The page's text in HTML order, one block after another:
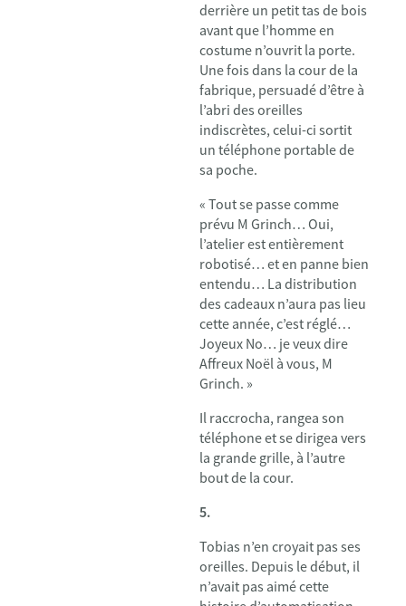
derrière un petit tas de bois
avant que l’homme en
costume n’ouvrit la porte.
Une fois dans la cour de la
fabrique, persuadé d’être à
l’abri des oreilles
indiscrètes, celui-ci sortit
un téléphone portable de
sa poche.
« Tout se passe comme
prévu M Grinch… Oui,
l’atelier est entièrement
robotisé… et en panne bien
entendu… La distribution
des cadeaux n’aura pas lieu
cette année, c’est réglé…
Joyeux No… je veux dire
Affreux Noël à vous, M
Grinch. »
Il raccrocha, rangea son
téléphone et se dirigea vers
la grande grille, à l’autre
bout de la cour.
5.
Tobias n’en croyait pas ses
oreilles. Depuis le début, il
n’avait pas aimé cette